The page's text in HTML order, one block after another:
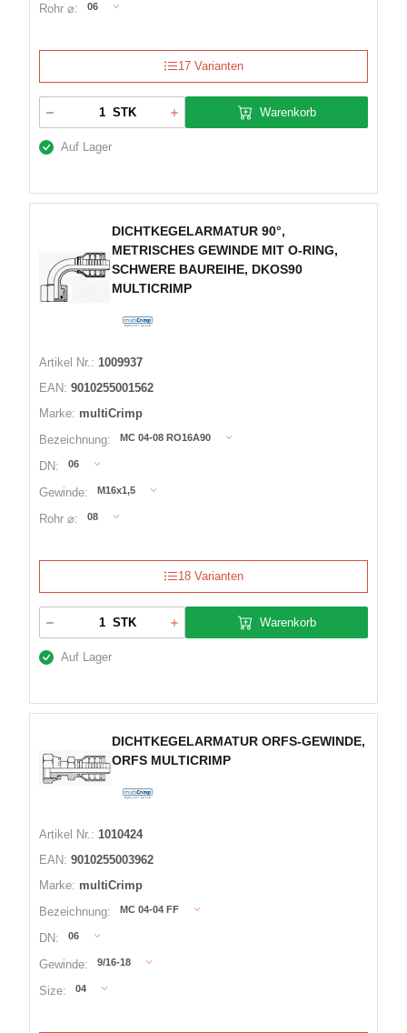
Rohr ⌀: 06
17 Varianten
STK Warenkorb
Auf Lager
DICHTKEGELARMATUR 90°,
METRISCHES GEWINDE MIT O-RING,
SCHWERE BAUREIHE, DKOS90
MULTICRIMP
Artikel Nr.: 1009937
EAN: 9010255001562
Marke: multiCrimp
Bezeichnung:
MC 04-08 RO16A90
DN: 06
Gewinde: M16x1,5
Rohr ⌀: 08
18 Varianten
STK Warenkorb
Auf Lager
DICHTKEGELARMATUR ORFS-GEWINDE,
ORFS MULTICRIMP
Artikel Nr.: 1010424
EAN: 9010255003962
Marke: multiCrimp
Bezeichnung:
MC 04-04 FF
DN: 06
Gewinde: 9/16-18
Size: 04